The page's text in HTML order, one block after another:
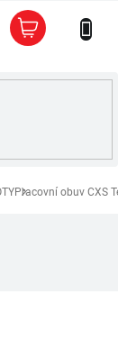
Nákupní
košík
Pracovní obuv CXS